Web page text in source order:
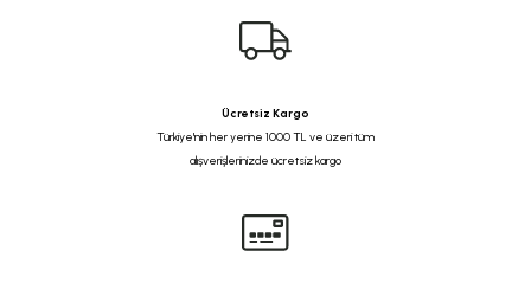
Ücretsiz Kargo
Türkiye'nin her yerine 1000 TL ve üzeri tüm
alışverişlerinizde ücretsiz kargo